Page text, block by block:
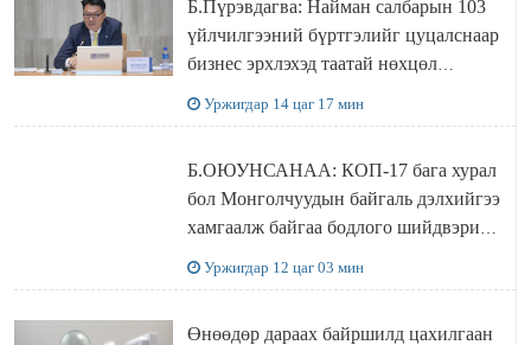
Б.Пүрэвдагва: Найман салбарын 103
үйлчилгээний бүртгэлийг цуцалснаар
бизнес эрхлэхэд таатай нөхцөл
Уржигдар 14 цаг 17 мин
Б.ОЮУНСАНАА: КОП-17 бага хурал
бол Монголчуудын байгаль дэлхийгээ
хамгаалж байгаа бодлого шийдвэрийг
Уржигдар 12 цаг 03 мин
Өнөөдөр дараах байршилд цахилгаан